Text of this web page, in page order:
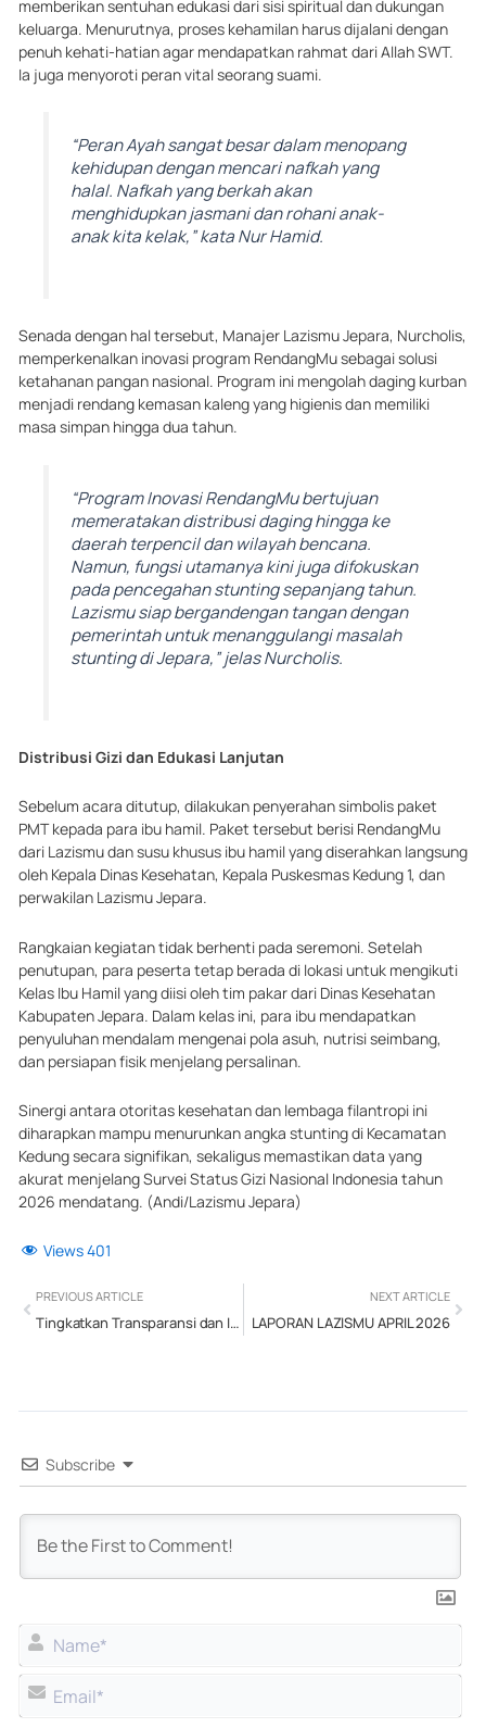
memberikan sentuhan edukasi dari sisi spiritual dan dukungan
keluarga. Menurutnya, proses kehamilan harus dijalani dengan
penuh kehati-hatian agar mendapatkan rahmat dari Allah SWT.
Ia juga menyoroti peran vital seorang suami.
“Peran Ayah sangat besar dalam menopang
kehidupan dengan mencari nafkah yang
halal. Nafkah yang berkah akan
menghidupkan jasmani dan rohani anak-
anak kita kelak,” kata Nur Hamid.
Senada dengan hal tersebut, Manajer Lazismu Jepara, Nurcholis,
memperkenalkan inovasi program RendangMu sebagai solusi
ketahanan pangan nasional. Program ini mengolah daging kurban
menjadi rendang kemasan kaleng yang higienis dan memiliki
masa simpan hingga dua tahun.
“Program Inovasi RendangMu bertujuan
memeratakan distribusi daging hingga ke
daerah terpencil dan wilayah bencana.
Namun, fungsi utamanya kini juga difokuskan
pada pencegahan stunting sepanjang tahun.
Lazismu siap bergandengan tangan dengan
pemerintah untuk menanggulangi masalah
stunting di Jepara,” jelas Nurcholis.
Distribusi Gizi dan Edukasi Lanjutan
Sebelum acara ditutup, dilakukan penyerahan simbolis paket
PMT kepada para ibu hamil. Paket tersebut berisi RendangMu
dari Lazismu dan susu khusus ibu hamil yang diserahkan langsung
oleh Kepala Dinas Kesehatan, Kepala Puskesmas Kedung 1, dan
perwakilan Lazismu Jepara.
Rangkaian kegiatan tidak berhenti pada seremoni. Setelah
penutupan, para peserta tetap berada di lokasi untuk mengikuti
Kelas Ibu Hamil yang diisi oleh tim pakar dari Dinas Kesehatan
Kabupaten Jepara. Dalam kelas ini, para ibu mendapatkan
penyuluhan mendalam mengenai pola asuh, nutrisi seimbang,
dan persiapan fisik menjelang persalinan.
Sinergi antara otoritas kesehatan dan lembaga filantropi ini
diharapkan mampu menurunkan angka stunting di Kecamatan
Kedung secara signifikan, sekaligus memastikan data yang
akurat menjelang Survei Status Gizi Nasional Indonesia tahun
2026 mendatang. (Andi/Lazismu Jepara)
Views401
PREVIOUS ARTICLE
Tingkatkan Transparansi dan Inovasi Pangan, Lazismu Jepara Serahkan Laporan Tahunan 2025 serta Kenalkan RendangMu ke Kemenag
NEXT ARTICLE
LAPORAN LAZISMU APRIL 2026
Subscribe